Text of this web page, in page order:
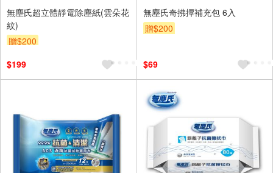
無塵氏超立體靜電除塵紙(雲朵花
紋)
贈$200
$199
無塵氏奇拂撢補充包 6入
贈$200
$69